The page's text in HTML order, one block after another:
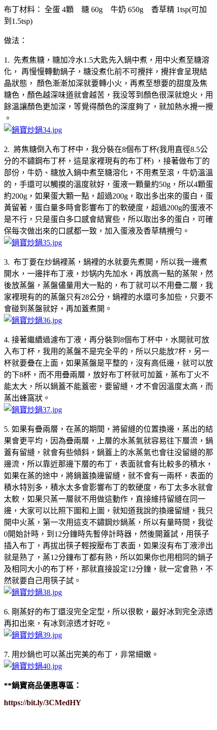
布丁材料： 全蛋 4顆 糖 60g 牛奶 650g 香草精 1tsp(可加
到1.5tsp)
做法：
1. 先煮焦糖，糖加冷水1.5大匙先入鍋中煮，用中火煮至糖溶
化， 再慢慢轉動鍋子，糖没煮化前不可攪拌，攪拌會呈現結
晶狀態， 顏色漸漸加深就要轉小火，再煮至想要的甜度及焦
糖色，顏色越深味道就會越苦，我没等到顏色很深就熄火，用
餘溫讓顏色更加深，等覺得顏色的深度夠了，就加熱水攪一攪
。
2. 將焦糖倒入布丁杯中，我分裝在8個布丁杯(我用直徑8.5公
分的不鏽鋼布丁杯，這是家裡現有的布丁杯) ，接著做布丁的
部份，牛奶、糖放入鍋中煮至糖溶化，不用煮至滾，牛奶溫溫
的，手還可以觸摸的溫度就好，蛋液一顆量約50g，所以4顆蛋
約200g，如果蛋大顆一點，超過200g，取出多出來的蛋白，蛋
黃留著，蛋白量多時會影響布丁的軟硬度，超過200g的蛋液不
是不行，只是蛋白多口感會結實些，所以取出多的蛋白，可確
保每次做出來的口感都一致，加入蛋液及香草精攪勻。
3. 布丁要在炒鍋裡蒸，鍋裡的水就要先煮開，所以我一邊煮
開水，一邊拌布丁液，炒锅内先加水，再放高一點的蒸架，然
後放蒸盤，蒸盤儘量用大一點的，布丁就可以不用疊二層，我
家裡現有的的蒸盤只有28公分，鍋裡的水還可多加些，只要不
會碰到蒸盤就好，再加蓋煮開。
4. 接著繼續過濾布丁液，再分裝到8個布丁杯中，水開就可放
入布丁杯，我用的蒸盤不是完全平的，所以只能放7杯，另一
杯就要疊在上面，如果蒸盤是平整的，沒有高低邊，就可以放
的下8杯，而不用疊兩層，放好布丁杯就可加蓋，蒸布丁火不
能太大，所以鍋蓋不能蓋密，要留縫，才不會因溫度太高，而
蒸出蜂窩狀。
5. 如果有疊兩層，在蒸的期間，將留縫的位置換邊，蒸出的結
果會更平均，因為疊兩層，上層的水蒸氣就容易往下層流，鍋
蓋有留縫，就會有些傾斜，鍋蓋上的水蒸氣也會往没留縫的那
邊流，所以靠近那邊下層的布丁，表面就會有比較多的積水，
如果在蒸的途中，將鍋蓋換邊留縫，就不會有一兩杯，表面的
積水特別多，積水太多會影響布丁的軟硬度，布丁太多水就會
太軟，如果只蒸一層就不用做這動作，直接維持留縫在同一
邊，大家可以比照下圖和上圖，就知道我說的換邊留縫，我只
開中火蒸，第一次用這支不鏽鋼炒鍋蒸，所以有量時間，我從
0開始計時，到12分鐘時先暫停計時器，然後開蓋試，用筷子
插入布丁，再拔出筷子輕按壓布丁表面，如果沒有布丁液滲出
就是熟了，蒸12分鐘布丁都有熟，所以如果你也用相同的鍋子
及相同大小的布丁杯，那就直接設定12分鐘，就一定會熟，不
然就要自己用筷子試。
6. 剛蒸好的布丁還沒完全定型，所以很軟，最好冰到完全涼透
再扣出來，有冰到涼透才好吃。
7. 用炒鍋也可以蒸出完美的布丁，非常細嫩。
**鍋寶商品優惠專區：
https://bit.ly/3CMedHY